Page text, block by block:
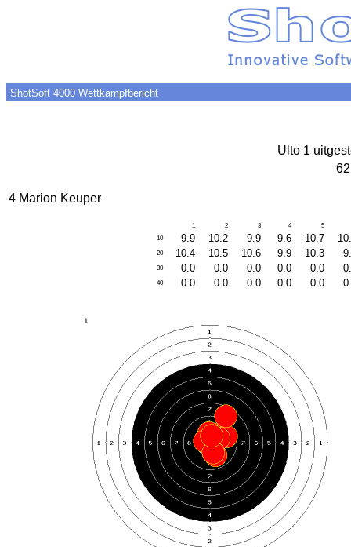
ShotSoft 4000 Wettkampfbericht
Ulto 1
4 Marion Keuper
1 2 3 4
5
10
9.9 10.2 9.9 9.6 10.7
20 10.4 10.5 10.6 9.9 10.3
30 0.0 0.0 0.0 0.0 0.0
40 0.0 0.0 0.0 0.0 0.0